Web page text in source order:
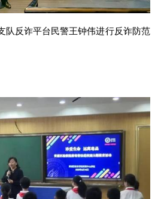
反诈平台民警王钟伟进行反诈防范